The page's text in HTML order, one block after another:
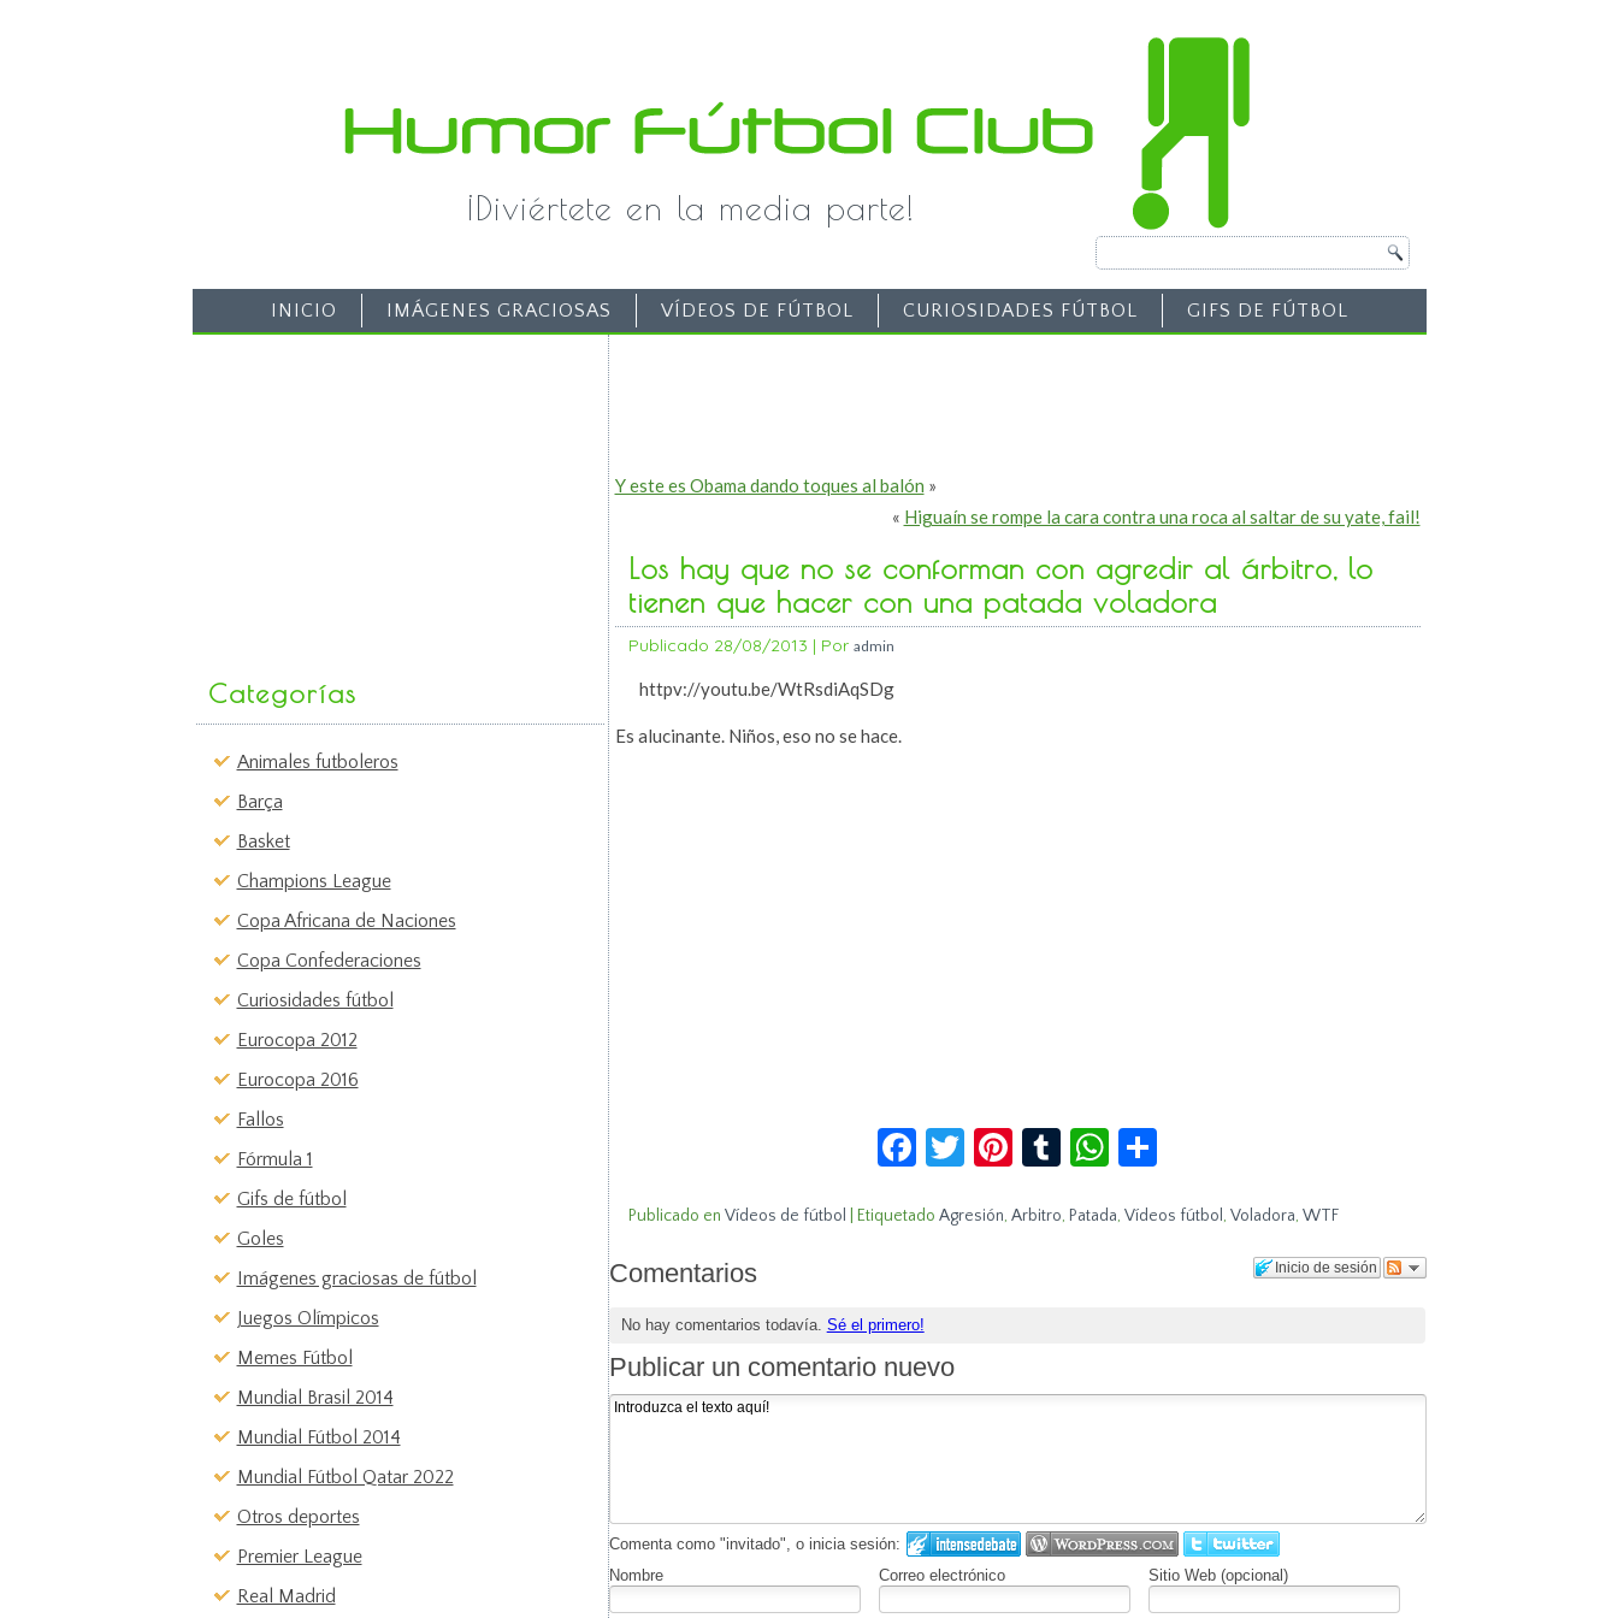
¡Diviértete en la media parte!
INICIO IMÁGENES GRACIOSAS VÍDEOS DE FÚTBOL CURIOSIDADES FÚTBOL GIFS DE FÚTBOL
Categorías
Animales futboleros
Barça
Basket
Champions League
Copa Africana de Naciones
Copa Confederaciones
Curiosidades fútbol
Eurocopa 2012
Eurocopa 2016
Fallos
Fórmula 1
Gifs de fútbol
Goles
Imágenes graciosas de fútbol
Juegos Olímpicos
Memes Fútbol
Mundial Brasil 2014
Mundial Fútbol 2014
Mundial Fútbol Qatar 2022
Otros deportes
Premier League
Real Madrid
Y este es Obama dando toques al balón »
« Higuaín se rompe la cara contra una roca al saltar de su yate, fail!
Los hay que no se conforman con agredir al árbitro, lo
tienen que hacer con una patada voladora
Publicado 28/08/2013 | Por admin
httpv://youtu.be/WtRsdiAqSDg
Es alucinante. Niños, eso no se hace.
Facebook
Twitter
Pinterest
TumblrWhatsApp
Publicado en Vídeos de fútbol Etiquetado Agresión, Arbitro, Patada, Vídeos fútbol , Voladora, WTF
Inicio de sesión
Comentarios
No hay comentarios todavía. Sé el primero!
Publicar un comentario nuevo
Comenta como "invitado", o inicia sesión:
Nombre
Correo electrónico Sitio Web (opcional)